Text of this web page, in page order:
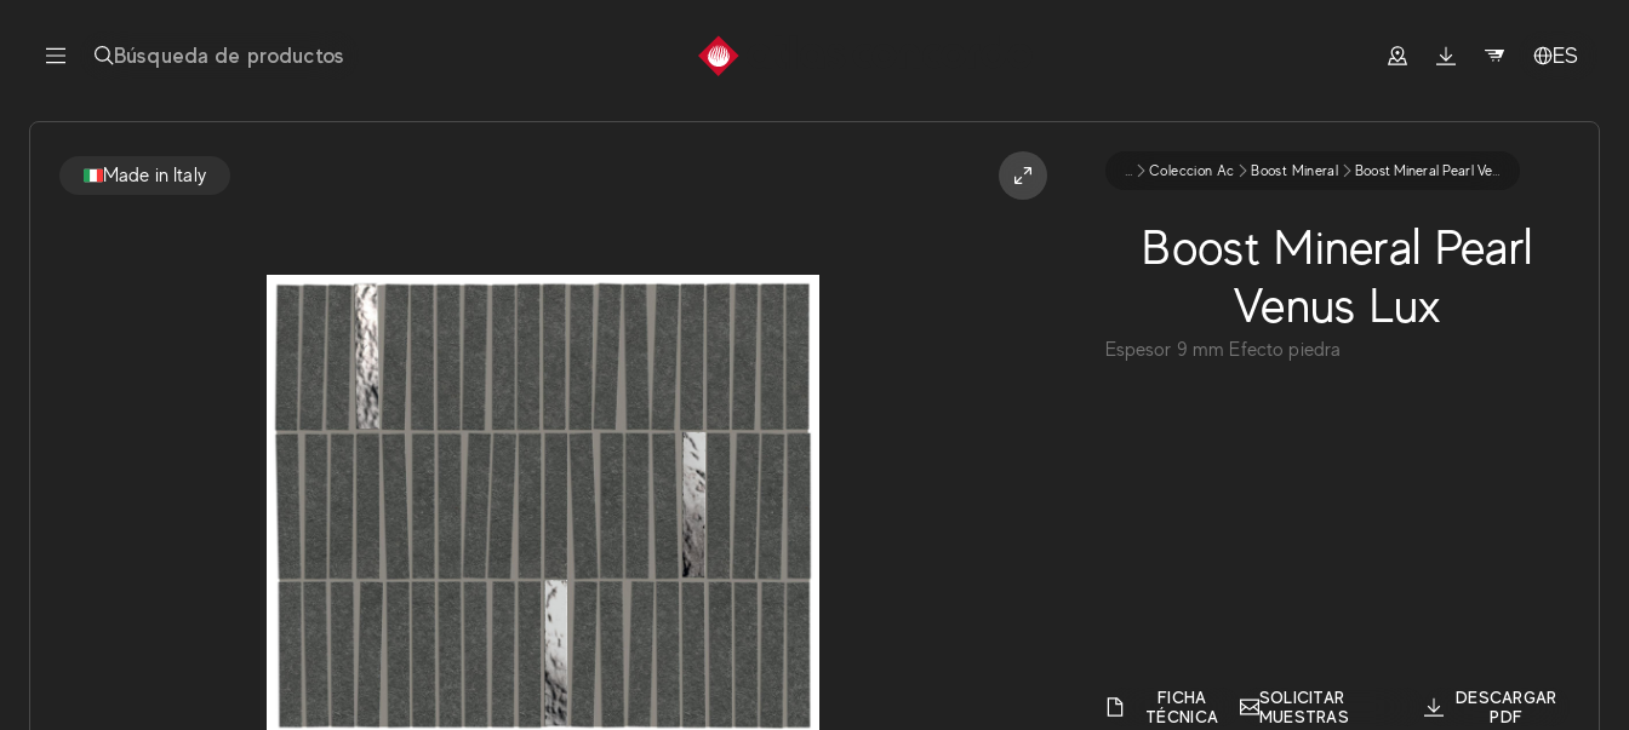
Búsqueda de productos ES
Made in Italy ... Coleccion Ac Boost Mineral Boost Mineral Pearl Venus Lux
Boost Mineral Pearl
Venus Lux
Espesor 9 mm Efecto piedra
FICHA
TÉCNICA
SOLICITAR
MUESTRAS
DESCARGAR
PDF